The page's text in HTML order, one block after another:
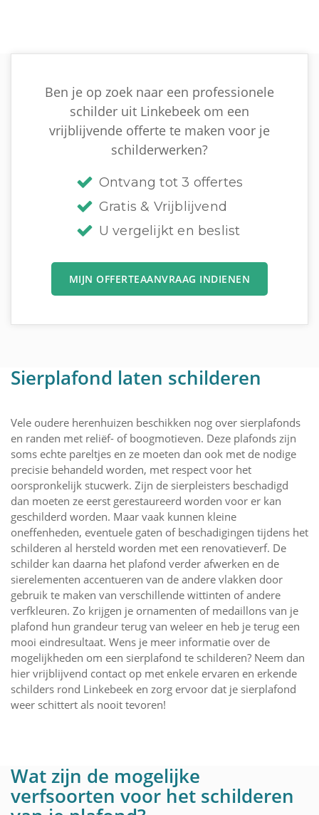
Ben je op zoek naar een professionele
schilder uit Linkebeek om een
vrijblijvende offerte te maken voor je
schilderwerken?
Ontvang tot 3 offertes
Gratis & Vrijblijvend
U vergelijkt en beslist
MIJN OFFERTEAANVRAAG INDIENEN
Sierplafond laten schilderen
Vele oudere herenhuizen beschikken nog over sierplafonds
en randen met reliëf- of boogmotieven. Deze plafonds zijn
soms echte pareltjes en ze moeten dan ook met de nodige
precisie behandeld worden, met respect voor het
oorspronkelijk stucwerk. Zijn de sierpleisters beschadigd
dan moeten ze eerst gerestaureerd worden voor er kan
geschilderd worden. Maar vaak kunnen kleine
oneffenheden, eventuele gaten of beschadigingen tijdens het
schilderen al hersteld worden met een renovatieverf. De
schilder kan daarna het plafond verder afwerken en de
sierelementen accentueren van de andere vlakken door
gebruik te maken van verschillende wittinten of andere
verfkleuren. Zo krijgen je ornamenten of medaillons van je
plafond hun grandeur terug van weleer en heb je terug een
mooi eindresultaat. Wens je meer informatie over de
mogelijkheden om een sierplafond te schilderen? Neem dan
hier vrijblijvend contact op met enkele ervaren en erkende
schilders rond Linkebeek en zorg ervoor dat je sierplafond
weer schittert als nooit tevoren!
Wat zijn de mogelijke
verfsoorten voor het schilderen